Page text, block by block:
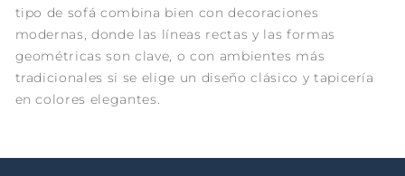
tipo de sofá combina bien con decoraciones
modernas, donde las líneas rectas y las formas
geométricas son clave, o con ambientes más
tradicionales si se elige un diseño clásico y tapicería
en colores elegantes.